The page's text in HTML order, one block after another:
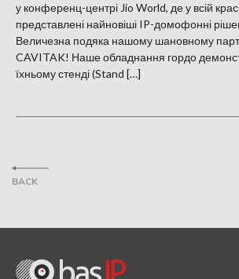
BACK
у конференц-центрі Jio World, де у всій
представлені найновіші IP-домофонні
Величезна подяка нашому шановному
CAVITAK! Наше обладнання гордо
їхньому стенді (Stand […]